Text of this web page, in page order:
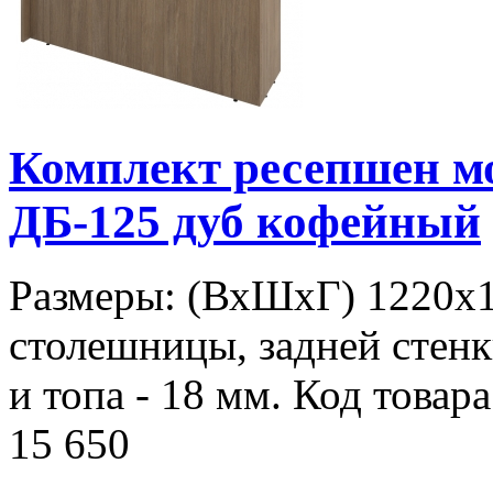
Комплект ресепшен
ДБ-125 дуб кофейный
Размеры: (ВхШхГ)
столешницы, задней
и топа - 18 мм. Код
15 650